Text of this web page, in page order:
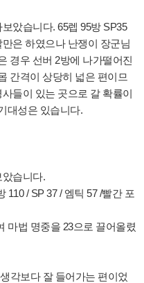
보았습니다. 65렙 95방 SP35
은 하였으나 난쟁이 장군님
경우 선버 2방에 나가떨어진
간격이 상당히 넓은 편이므
들이 있는 곳으로 갈 확률이
대성은 있습니다.
았습니다.
110 / SP 37 / 엠틱 57 /빨간 포
마법 명중을 23으로 끌어올렸
각보다 잘 들어가는 편이었